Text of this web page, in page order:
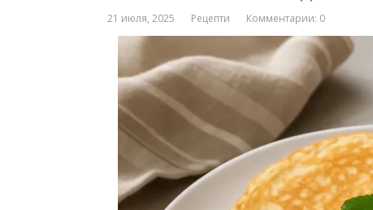
21 июля, 2025 Рецепти Комментарии: 0